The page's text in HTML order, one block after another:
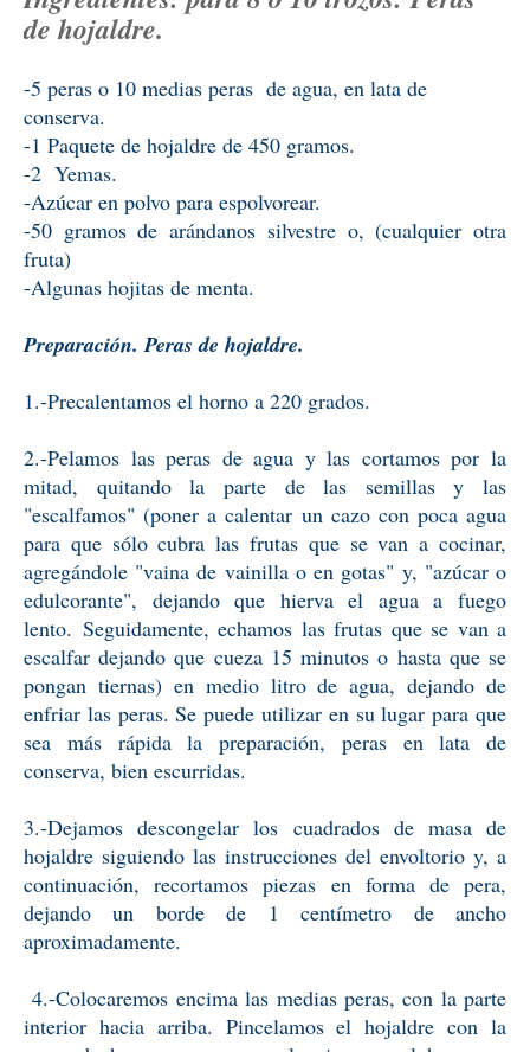
de hojaldre.
-5 peras o 10 medias peras de agua, en lata de
conserva.
-1 Paquete de hojaldre de 450 gramos.
-2 Yemas.
-Azúcar en polvo para espolvorear.
-50 gramos de arándanos silvestre o, (cualquier otra
fruta)
-Algunas hojitas de menta.
Preparación. Peras de hojaldre.
1.-Precalentamos el horno a 220 grados.
2.-Pelamos las peras de agua y las cortamos por la
mitad, quitando la parte de las semillas y las
"escalfamos" (poner a calentar un cazo con poca agua
para que sólo cubra las frutas que se van a cocinar,
agregándole "vaina de vainilla o en gotas" y, "azúcar o
edulcorante", dejando que hierva el agua a fuego
lento. Seguidamente, echamos las frutas que se van a
escalfar dejando que cueza 15 minutos o hasta que se
pongan tiernas) en medio litro de agua, dejando de
enfriar las peras. Se puede utilizar en su lugar para que
sea más rápida la preparación, peras en lata de
conserva, bien escurridas.
3.-Dejamos descongelar los cuadrados de masa de
hojaldre siguiendo las instrucciones del envoltorio y, a
continuación, recortamos piezas en forma de pera,
dejando un borde de 1 centímetro de ancho
aproximadamente.
4.-Colocaremos encima las medias peras, con la parte
interior hacia arriba. Pincelamos el hojaldre con la